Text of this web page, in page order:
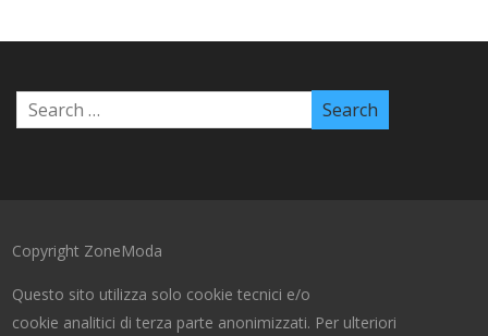
Copyright ZoneModa
Questo sito utilizza solo cookie tecnici e/o
cookie analitici di terza parte anonimizzati. Per ulteriori